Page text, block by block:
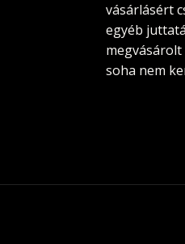
vásárlásért
egyéb
soha nem